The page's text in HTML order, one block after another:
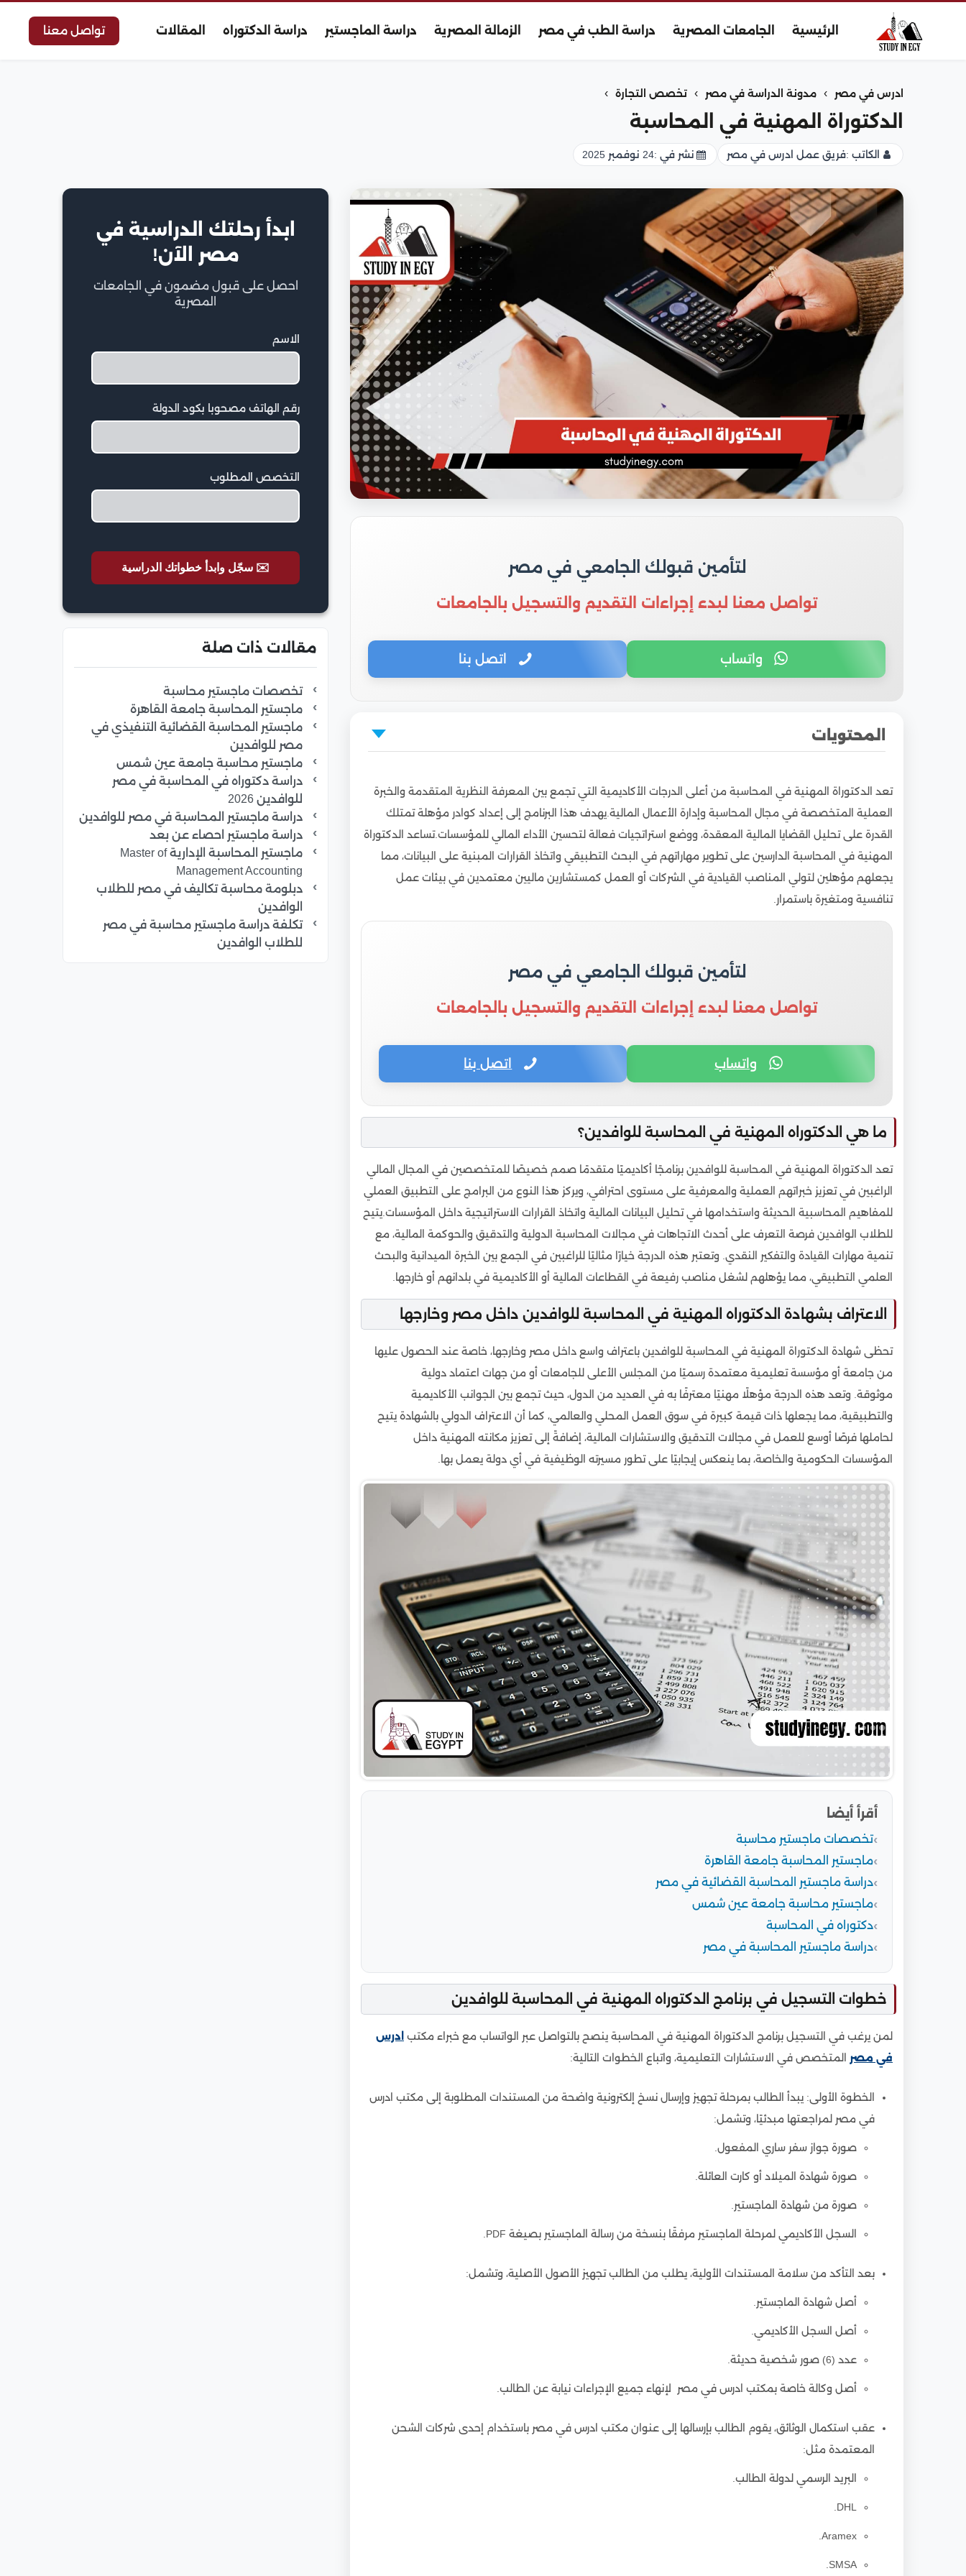
الرئيسية الجامعات المصرية دراسة الطب في مصر الزمالة المصرية دراسة الماجستير دراسة الدكتوراه المقالات تواصل معنا
ادرس في مصر › مدونة الدراسة في مصر › تخصص التجارة ›
الدكتوراة المهنية في المحاسبة
الكاتب :فريق عمل ادرس في مصر نشر في :24 نوفمبر 2025
لتأمين قبولك الجامعي في مصر
تواصل معنا لبدء إجراءات التقديم والتسجيل بالجامعات
واتساب اتصل بنا
المحتويات
2
الاعتراف بشهادة الدكتوراه المهنية في المحاسبة للوافدين داخل مصر وخارجها
خطوات التسجيل في برنامج الدكتوراه المهنية في المحاسبة للوافدين
مدة الدراسة وتفاصيل البرنامج الأكاديمي للوافدين
6
الجامعات المصرية التي تقدم برنامج الدكتوراه المهنية في المحاسبة للوافدين
7
فرص العمل بعد الحصول على الدكتوراه المهنية في المحاسبة للوافدين
تعد الدكتوراة المهنية في المحاسبة من أعلى الدرجات الأكاديمية التي تجمع بين المعرفة النظرية المتقدمة والخبرة
العملية المتخصصة في مجال المحاسبة وإدارة الأعمال المالية.يهدف هذا البرنامج إلى إعداد كوادر مؤهلة تمتلك
القدرة على تحليل القضايا المالية المعقدة، ووضع استراتجيات فعالة لتحسين الأداء المالي للمؤسسات.تساعد الدكتوراة
المهنية في المحاسبة الدارسين على تطوير مهاراتهم في البحث التطبيقي واتخاذ القرارات المبنية على البيانات، مما
يجعلهم مؤهلين لتولي المناصب القيادية في الشركات أو العمل كمستشارين ماليين معتمدين في بيئات عمل
تنافسية ومتغيرة باستمرار.
لتأمين قبولك الجامعي في مصر
تواصل معنا لبدء إجراءات التقديم والتسجيل بالجامعات
واتساب اتصل بنا
ما هي الدكتوراه المهنية في المحاسبة للوافدين؟
تعد الدكتوراة المهنية في المحاسبة للوافدين برنامجًا أكاديميًا متقدمًا صمم خصيصًا للمتخصصين في المجال المالي
الراغبين في تعزيز خبراتهم العملية والمعرفية على مستوى احترافي، ويركز هذا النوع من البرامج على التطبيق العملي
للمفاهيم المحاسبية الحديثة واستخدامها في تحليل البيانات المالية واتخاذ القرارات الاستراتيجية داخل المؤسسات.يتيح
للطلاب الوافدين فرصة التعرف على أحدث الاتجاهات في مجالات المحاسبة الدولية والتدقيق والحوكمة المالية، مع
تنمية مهارات القيادة والتفكير النقدي. وتعتبر هذه الدرجة خيارًا مثاليًا للراغبين في الجمع بين الخبرة الميدانية والبحث
العلمي التطبيقي، مما يؤهلهم لشغل مناصب رفيعة في القطاعات المالية أو الأكاديمية في بلدانهم أو خارجها.
الاعتراف بشهادة الدكتوراه المهنية في المحاسبة للوافدين داخل مصر وخارجها
تحظى شهادة الدكتوراة المهنية في المحاسبة للوافدين باعتراف واسع داخل مصر وخارجها، خاصة عند الحصول عليها
من جامعة أو مؤسسة تعليمية معتمدة رسميًا من المجلس الأعلى للجامعات أو من جهات اعتماد دولية
موثوقة. وتعد هذه الدرجة مؤهلًا مهنيًا معترفًا به في العديد من الدول، حيث تجمع بين الجوانب الأكاديمية
والتطبيقية، مما يجعلها ذات قيمة كبيرة في سوق العمل المحلي والعالمي، كما أن الاعتراف الدولي بالشهادة يتيح
لحاملها فرصًا أوسع للعمل في مجالات التدقيق والاستشارات المالية، إضافةً إلى تعزيز مكانته المهنية داخل
المؤسسات الحكومية والخاصة، بما ينعكس إيجابيًا على تطور مسيرته الوظيفية في أي دولة يعمل بها.
أقرأ أيضا
تخصصات ماجستير محاسبة
ماجستير المحاسبة جامعة القاهرة
دراسة ماجستير المحاسبة القضائية في مصر
ماجستير محاسبة جامعة عين شمس
دكتوراه في المحاسبة
دراسة ماجستير المحاسبة في مصر
خطوات التسجيل في برنامج الدكتوراه المهنية في المحاسبة للوافدين
لمن يرغب في التسجيل برنامج الدكتوراة المهنية في المحاسبة ينصح بالتواصل عبر الواتساب مع خبراء مكتب ادرس
في مصر المتخصص في الاستشارات التعليمية، واتباع الخطوات التالية:
الخطوة الأولى: يبدأ الطالب بمرحلة تجهيز وإرسال نسخ إلكترونية واضحة من المستندات المطلوبة إلى مكتب ادرس
في مصر لمراجعتها مبدئيًا، وتشمل:
صورة جواز سفر ساري المفعول.
صورة شهادة الميلاد أو كارت العائلة.
صورة من شهادة الماجستير.
السجل الأكاديمي لمرحلة الماجستير مرفقًا بنسخة من رسالة الماجستير بصيغة PDF.
بعد التأكد من سلامة المستندات الأولية، يطلب من الطالب تجهيز الأصول الأصلية، وتشمل:
أصل شهادة الماجستير.
أصل السجل الأكاديمي.
عدد (6) صور شخصية حديثة.
أصل وكالة خاصة بمكتب ادرس في مصر لإنهاء جميع الإجراءات نيابة عن الطالب.
عقب استكمال الوثائق، يقوم الطالب بإرسالها إلى عنوان مكتب ادرس في مصر باستخدام إحدى شركات الشحن
المعتمدة مثل:
البريد الرسمي لدولة الطالب.
DHL.
Aramex.
SMSA.
ابدأ رحلتك الدراسية في
مصر الآن!
احصل على قبول مضمون في الجامعات
المصرية
الاسم
رقم الهاتف مصحوبا بكود الدولة
التخصص المطلوب
✉️ سجّل وابدأ خطواتك الدراسية
مقالات ذات صلة
تخصصات ماجستير محاسبة
ماجستير المحاسبة جامعة القاهرة
ماجستير المحاسبة القضائية التنفيذي في
مصر للوافدين
ماجستير محاسبة جامعة عين شمس
دراسة دكتوراه في المحاسبة في مصر
للوافدين 2026
دراسة ماجستير المحاسبة في مصر للوافدين
دراسة ماجستير احصاء عن بعد
ماجستير المحاسبة الإدارية Master of
Management Accounting
دبلومة محاسبة تكاليف في مصر للطلاب
الوافدين
تكلفة دراسة ماجستير محاسبة في مصر
للطلاب الوافدين